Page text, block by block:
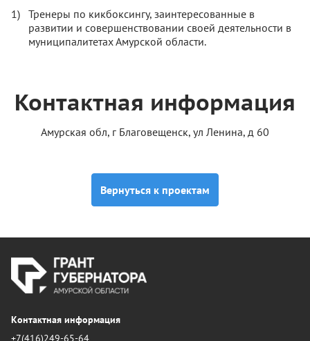
Тренеры по кикбоксингу, заинтересованные в
развитии и совершенствовании своей деятельности в
муниципалитетах Амурской области.
Контактная информация
Амурская обл, г Благовещенск, ул Ленина, д 60
Вернуться к проектам
Контактная информация
+7(416)249-65-64